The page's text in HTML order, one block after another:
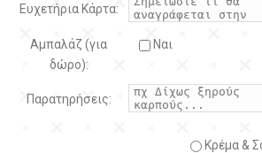
Ευχετήρια Κάρτα:
Αμπαλάζ (για
δώρο):
Ναι
Παρατηρήσεις:
Κρέμα &